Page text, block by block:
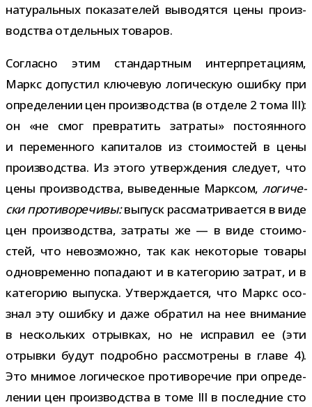
нату­раль­ных пока­за­те­лей выво­дятся цены про­из­
вод­ства отдель­ных товаров.
Согласно этим стан­дарт­ным интер­пре­та­циям,
Маркс допу­стил клю­че­вую логи­че­скую ошибку при
опре­де­ле­нии цен про­из­вод­ства (в отделе 2 тома III):
он «не смог пре­вра­тить затраты» посто­ян­ного
и пере­мен­ного капи­та­лов из сто­и­мо­стей в цены
про­из­вод­ства. Из этого утвер­жде­ния сле­дует, что
цены про­из­вод­ства, выве­ден­ные Марксом,логи­че­
ски про­ти­во­ре­чивы:выпуск рас­смат­ри­ва­ется в виде
цен про­из­вод­ства, затраты же — в виде сто­и­мо­
стей, что невоз­можно, так как неко­то­рые товары
одно­вре­менно попа­дают и в кате­го­рию затрат, и в
кате­го­рию выпуска. Утверждается, что Маркс осо­
знал эту ошибку и даже обра­тил на нее вни­ма­ние
в несколь­ких отрыв­ках, но не испра­вил ее (эти
отрывки будут подробно рас­смот­рены в главе 4).
Это мни­мое логи­че­ское про­ти­во­ре­чие при опре­де­
ле­нии цен про­из­вод­ства в томе III в послед­ние сто